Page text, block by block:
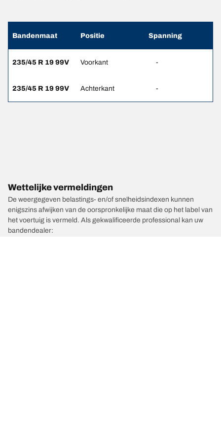
Bandenmaat Positie Spanning
235/45 R 19 99V Voorkant -
235/45 R 19 99V Achterkant -
Wettelijke vermeldingen
De weergegeven belastings- en/of snelheidsindexen kunnen
enigszins afwijken van de oorspronkelijke maat die op het label van
het voertuig is vermeld. Als gekwalificeerde professional kan uw
bandendealer: